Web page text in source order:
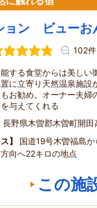
ョン ビューお
102件
する食堂からは美しい
置に立寄り天然温泉施設
お勧め。オーナー夫婦
与えてくれる
長野県木曽郡木曽町開田
国道19号木曽福島
向へ22キロの地点
この施